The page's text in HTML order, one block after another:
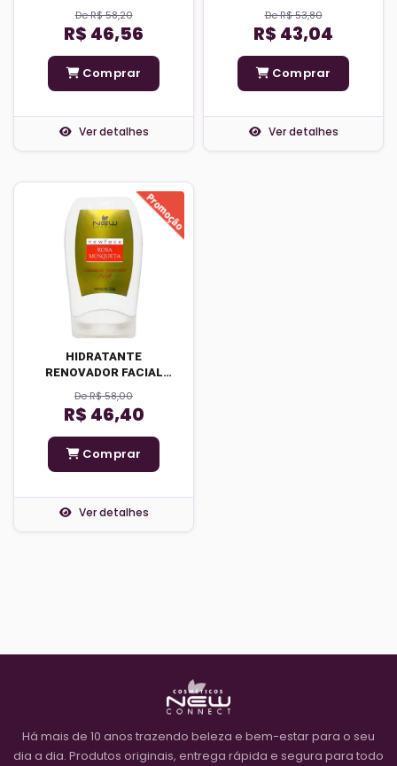
RADICAIS LIVRES ROSA
MOSQUETA
De R$ 58,20
R$ 46,56
Comprar
Ver detalhes
De R$ 53,80
R$ 43,04
Comprar
Ver detalhes
HIDRATANTE
RENOVADOR FACIAL
ROSA MOSQUETA
De R$ 58,00
R$ 46,40
Comprar
Ver detalhes
Há mais de 10 anos trazendo beleza e bem-estar para o seu
dia a dia. Produtos originais, entrega rápida e segura para todo